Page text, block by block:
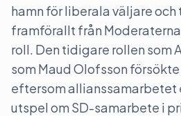
hamn för liberala väljare och
framförallt från
roll. Den tidigare rollen som
som Maud Olofsson försökte
eftersom allianssamarbetet
utspel om SD-samarbete i